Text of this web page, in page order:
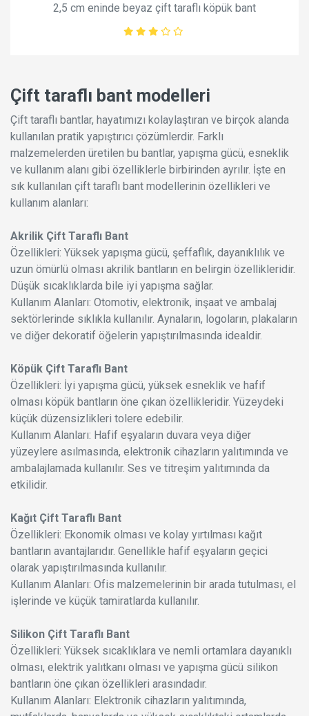
2,5 cm eninde beyaz çift taraflı köpük bant
Çift taraflı bant modelleri
Çift taraflı bantlar, hayatımızı kolaylaştıran ve birçok alanda
kullanılan pratik yapıştırıcı çözümlerdir. Farklı
malzemelerden üretilen bu bantlar, yapışma gücü, esneklik
ve kullanım alanı gibi özelliklerle birbirinden ayrılır. İşte en
sık kullanılan çift taraflı bant modellerinin özellikleri ve
kullanım alanları:
Akrilik Çift Taraflı Bant
Özellikleri: Yüksek yapışma gücü, şeffaflık, dayanıklılık ve
uzun ömürlü olması akrilik bantların en belirgin özellikleridir.
Düşük sıcaklıklarda bile iyi yapışma sağlar.
Kullanım Alanları: Otomotiv, elektronik, inşaat ve ambalaj
sektörlerinde sıklıkla kullanılır. Aynaların, logoların, plakaların
ve diğer dekoratif öğelerin yapıştırılmasında idealdir.
Köpük Çift Taraflı Bant
Özellikleri: İyi yapışma gücü, yüksek esneklik ve hafif
olması köpük bantların öne çıkan özellikleridir. Yüzeydeki
küçük düzensizlikleri tolere edebilir.
Kullanım Alanları: Hafif eşyaların duvara veya diğer
yüzeylere asılmasında, elektronik cihazların yalıtımında ve
ambalajlamada kullanılır. Ses ve titreşim yalıtımında da
etkilidir.
Kağıt Çift Taraflı Bant
Özellikleri: Ekonomik olması ve kolay yırtılması kağıt
bantların avantajlarıdır. Genellikle hafif eşyaların geçici
olarak yapıştırılmasında kullanılır.
Kullanım Alanları: Ofis malzemelerinin bir arada tutulması, el
işlerinde ve küçük tamiratlarda kullanılır.
Silikon Çift Taraflı Bant
Özellikleri: Yüksek sıcaklıklara ve nemli ortamlara dayanıklı
olması, elektrik yalıtkanı olması ve yapışma gücü silikon
bantların öne çıkan özellikleri arasındadır.
Kullanım Alanları: Elektronik cihazların yalıtımında,